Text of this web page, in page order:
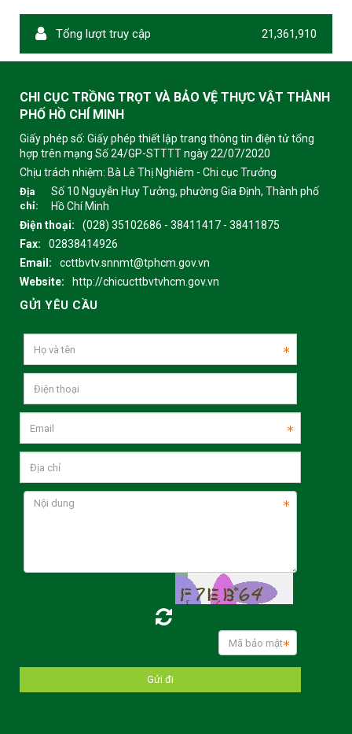
Tổng lượt truy cập 21,361,910
CHI CỤC TRỒNG TRỌT VÀ BẢO VỆ THỰC VẬT THÀNH
PHỐ HỒ CHÍ MINH
Giấy phép số: Giấy phép thiết lập trang thông tin điện tử tổng
hợp trên mạng Số 24/GP-STTTT ngày 22/07/2020
Chịu trách nhiệm: Bà Lê Thị Nghiêm - Chi cục Trưởng
Địa
chỉ:
Số 10 Nguyễn Huy Tưởng, phường Gia Định, Thành phố
Hồ Chí Minh
Điện thoại:
(028) 35102686 - 38411417 - 38411875
Fax:
02838414926
Email:
ccttbvtv.snnmt@tphcm.gov.vn
Website:
http://chicucttbvtvhcm.gov.vn
GỬI YÊU CẦU